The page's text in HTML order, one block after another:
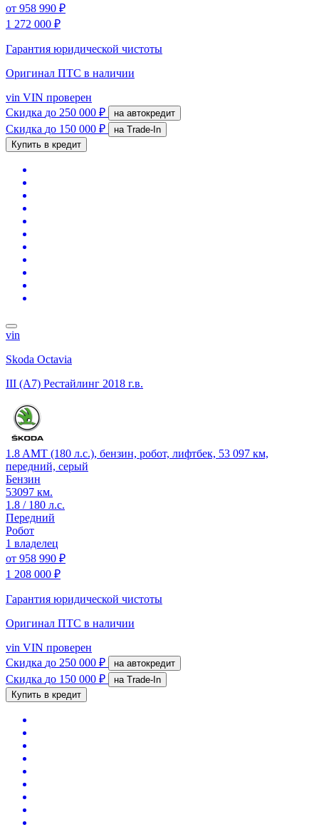
от 958 990 ₽
1 272 000 ₽
Гарантия юридической чистоты
Оригинал ПТС в наличии
vin VIN проверен
Скидка до 250 000 ₽ на автокредит
Скидка до 150 000 ₽
на Trade-In
Купить в кредит
vin
Skoda Octavia
III (A7) Рестайлинг 2018 г.в.
1.8 AMT (180 л.с.), бензин, робот, лифтбек, 53 097 км,
передний, серый
Бензин
53097 км.
1.8 / 180 л.с.
Передний
Робот
1 владелец
от 958 990 ₽
1 208 000 ₽
Гарантия юридической чистоты
Оригинал ПТС в наличии
vin VIN проверен
Скидка до 250 000 ₽ на автокредит
Скидка до 150 000 ₽
на Trade-In
Купить в кредит